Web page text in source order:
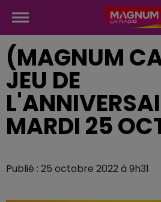
(MAGNUM
JEU DE
MARDI 25
Publié : 25 octobre 2022 à 9h31